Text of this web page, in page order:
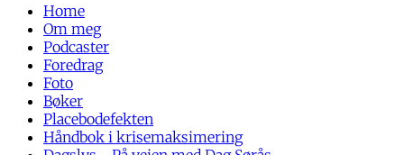
Home
Om meg
Podcaster
Foredrag
Foto
Bøker
Placebodefekten
Håndbok i krisemaksimering